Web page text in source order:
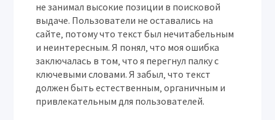
не занимал высокие позиции в поисковой
выдаче. Пользователи не оставались на
сайте‚ потому что текст был нечитабельным
и неинтересным. Я понял‚ что моя ошибка
заключалась в том‚ что я перегнул палку с
ключевыми словами. Я забыл‚ что текст
должен быть естественным‚ органичным и
привлекательным для пользователей.